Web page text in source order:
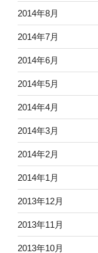
2014年8月
2014年7月
2014年6月
2014年5月
2014年4月
2014年3月
2014年2月
2014年1月
2013年12月
2013年11月
2013年10月